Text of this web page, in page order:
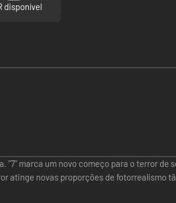
disponível
marca um novo começo para o terror de
atinge novas proporções de fotorrealismo